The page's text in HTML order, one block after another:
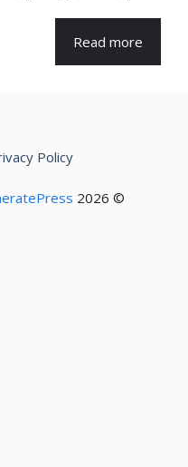
Read more
© 2026 Marketer • Built with
Policy